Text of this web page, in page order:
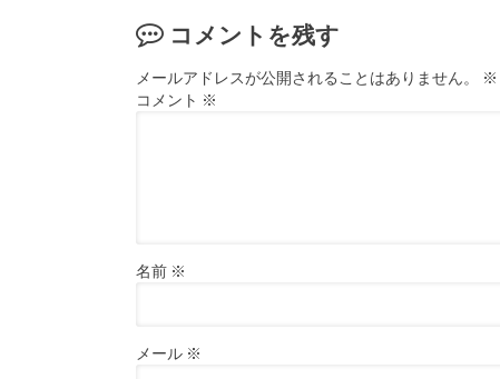
コメントを残す
メールアドレスが公開されることはありません。 ※
コメント ※
名前 ※
メール ※